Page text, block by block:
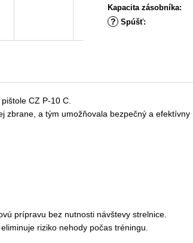
Kapacita zásobníka:
? Spúšť:
CZ P-10 C.
a tým umožňovala bezpečný a efektívny
prípravu bez nutnosti návštevy strelnice.
riziko nehody počas tréningu.